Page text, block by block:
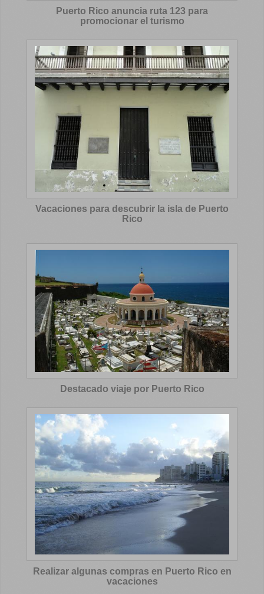
Puerto Rico anuncia ruta 123 para
promocionar el turismo
Vacaciones para descubrir la isla de Puerto
Rico
Destacado viaje por Puerto Rico
Realizar algunas compras en Puerto Rico en
vacaciones